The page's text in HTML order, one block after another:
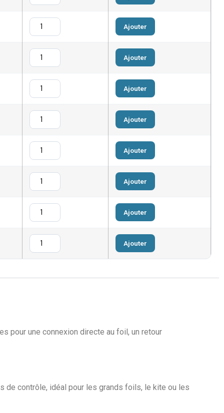
Ajouter
Ajouter
Ajouter
Ajouter
Ajouter
Ajouter
Ajouter
Ajouter
pour une connexion directe au foil, un retour
de contrôle, idéal pour les grands foils, le kite ou les